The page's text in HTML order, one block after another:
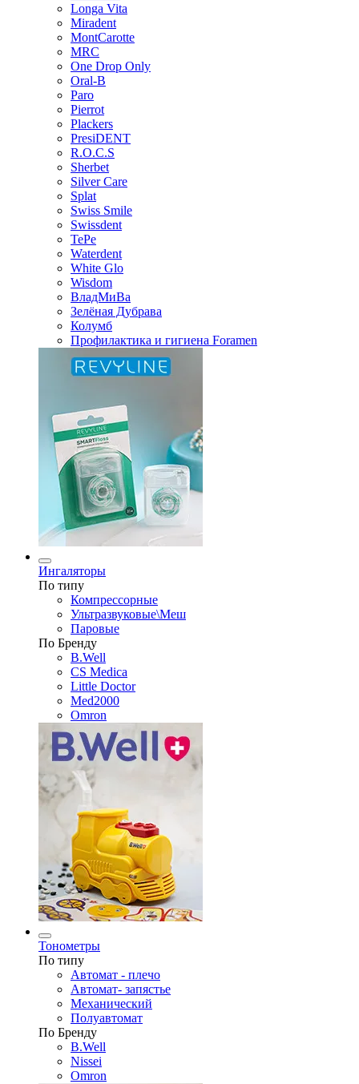
Longa Vita
Miradent
MontCarotte
MRC
One Drop Only
Oral-B
Paro
Pierrot
Plackers
PresiDENT
R.O.C.S
Sherbet
Silver Care
Splat
Swiss Smile
Swissdent
TePe
Waterdent
White Glo
Wisdom
ВладМиВа
Зелёная Дубрава
Колумб
Профилактика и гигиена Foramen
Ингаляторы
По типу
Компрессорные
Ультразвуковые\Меш
Паровые
По Бренду
B.Well
CS Medica
Little Doctor
Med2000
Omron
Тонометры
По типу
Автомат - плечо
Автомат- запястье
Механический
Полуавтомат
По Бренду
B.Well
Nissei
Omron